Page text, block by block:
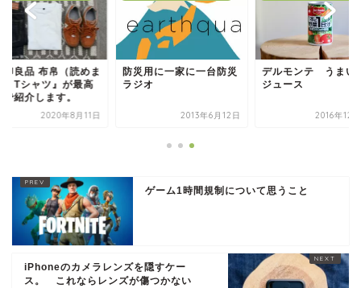
印良品 布帛（読めま
）Tシャツ』が最高
で紹介します。
2020年8月11日
防災用に一家に一台防災
ラジオ
2013年6月12日
デルモンテ うまい
ジュース
2016年12
ゲーム1時間規制について思うこと
iPhoneのカメラレンズを隠すケー
ス。 これならレンズが傷つかない